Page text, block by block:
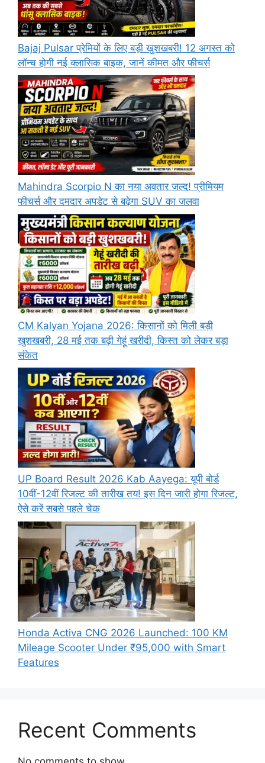
Bajaj Pulsar प्रेमियों के लिए बड़ी खुशखबरी! 12 अगस्त को
लॉन्च होगी नई क्लासिक बाइक, जानें कीमत और फीचर्स
Mahindra Scorpio N का नया अवतार जल्द! प्रीमियम
फीचर्स और दमदार अपडेट से बढ़ेगा SUV का जलवा
CM Kalyan Yojana 2026: किसानों को मिली बड़ी
खुशखबरी, 28 मई तक बढ़ी गेहूं खरीदी, किस्त को लेकर बड़ा
संकेत
UP Board Result 2026 Kab Aayega: यूपी बोर्ड
10वीं-12वीं रिजल्ट की तारीख तय! इस दिन जारी होगा रिजल्ट,
ऐसे करें सबसे पहले चेक
Honda Activa CNG 2026 Launched: 100 KM
Mileage Scooter Under ₹95,000 with Smart
Features
Recent Comments